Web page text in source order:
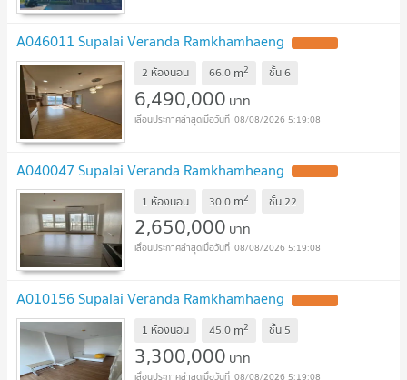
A046011 Supalai Veranda Ramkhamhaeng
2 ห้องนอน 66.0 m2 ชั้น6
6,490,000 บาท
08/08/2026 5:19:08
A040047 Supalai Veranda Ramkhamheang
1 ห้องนอน 30.0 m2 ชั้น22
2,650,000 บาท
08/08/2026 5:19:08
A010156 Supalai Veranda Ramkhamhaeng
1 ห้องนอน 45.0 m2 ชั้น 5
3,300,000 บาท
08/08/2026 5:19:08